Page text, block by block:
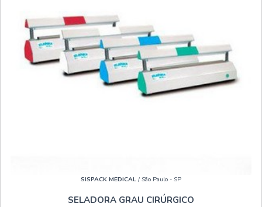
SISPACK MEDICAL / São Paulo - SP
SELADORA GRAU CIRÚRGICO